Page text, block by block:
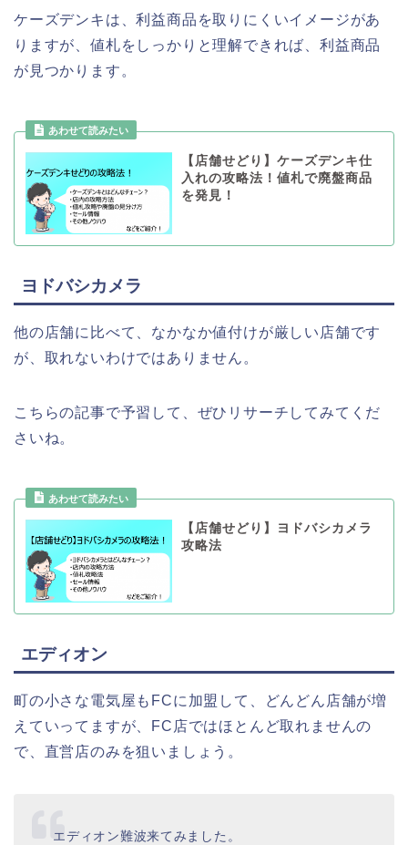
ケーズデンキは、利益商品を取りにくいイメージがあ
りますが、値札をしっかりと理解できれば、利益商品
が見つかります。
【店舗せどり】ケーズデンキ仕
入れの攻略法！値札で廃盤商品
を発見！
ヨドバシカメラ
他の店舗に比べて、なかなか値付けが厳しい店舗です
が、取れないわけではありません。
こちらの記事で予習して、ぜひリサーチしてみてくだ
さいね。
【店舗せどり】ヨドバシカメラ
攻略法
エディオン
町の小さな電気屋もFCに加盟して、どんどん店舗が増
えていってますが、FC店ではほとんど取れませんの
で、直営店のみを狙いましょう。
エディオン難波来てみました。